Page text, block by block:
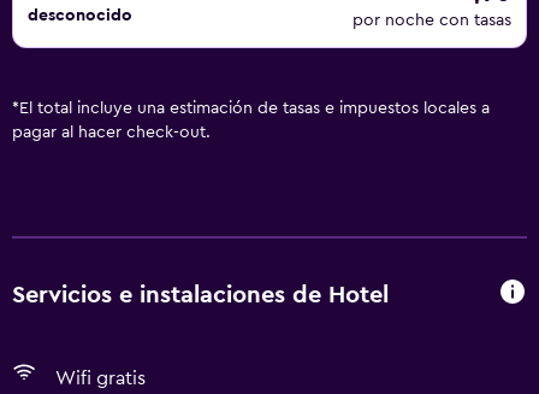
desconocido
por noche con tasas
* El total incluye una estimación de tasas e impuestos locales a
pagar al hacer check-out.
Servicios e instalaciones de Hotel
Wifi gratis